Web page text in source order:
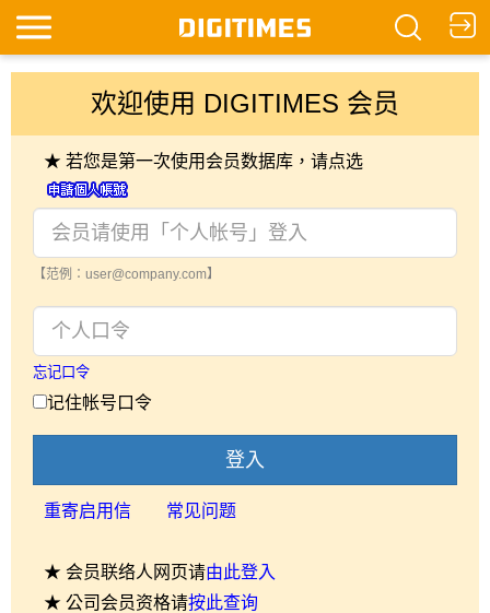
欢迎使用 DIGITIMES 会员
★ 若您是第一次使用会员数据库，请点选
【范例：user@company.com】
忘记口令
记住帐号口令
登入
重寄启用信 常见问题
★ 会员联络人网页请由此登入
★ 公司会员资格请按此查询